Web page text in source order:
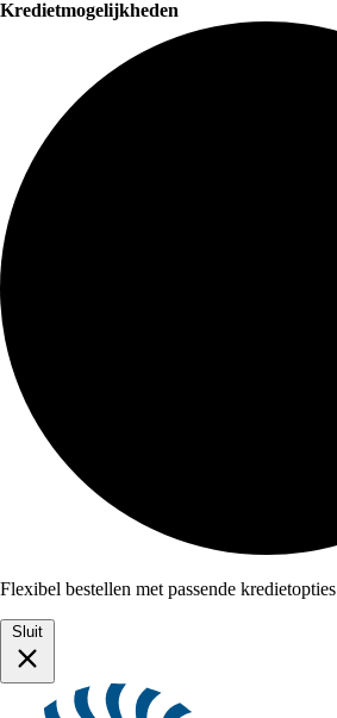
Kredietmogelijkheden
Flexibel bestellen met passende kredietopties
Sluit